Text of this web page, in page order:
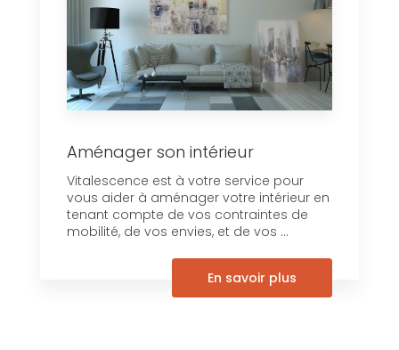
Aménager son intérieur
Vitalescence est à votre service pour
vous aider à aménager votre intérieur en
tenant compte de vos contraintes de
mobilité, de vos envies, et de vos ...
En savoir plus